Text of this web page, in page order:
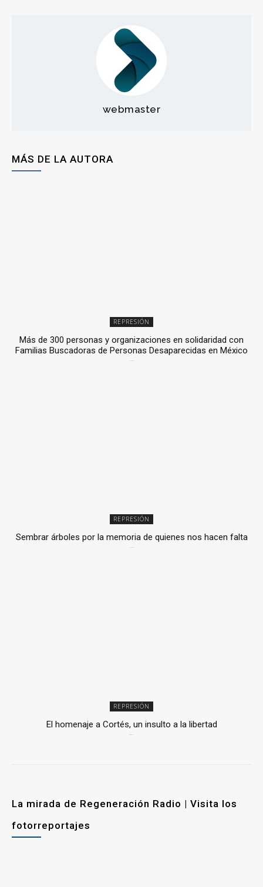
webmaster
MÁS DE LA AUTORA
REPRESIÓN
Más de 300 personas y organizaciones en solidaridad con
Familias Buscadoras de Personas Desaparecidas en México
REPRESIÓN
Sembrar árboles por la memoria de quienes nos hacen falta
REPRESIÓN
El homenaje a Cortés, un insulto a la libertad
La mirada de Regeneración Radio | Visita los
fotorreportajes